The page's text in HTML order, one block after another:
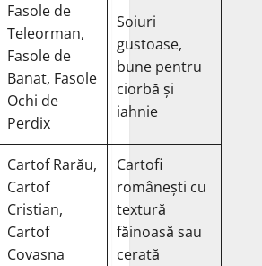
Fasole de
Teleorman,
Fasole de
Banat, Fasole
Ochi de
Perdix
Soiuri
gustoase,
bune pentru
ciorbă și
iahnie
Cartof Rarău,
Cartof
Cristian,
Cartof
Covasna
Cartofi
românești cu
textură
făinoasă sau
cerată